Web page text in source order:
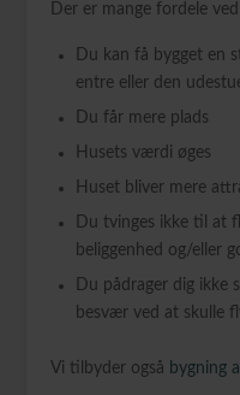
Der er mange fordele
Du kan få bygget en
entre eller den
Du får mere plads
Husets værdi øges
Huset bliver mere
Du tvinges ikke til at
beliggenhed og/eller
Du pådrager dig ikke
besvær ved at skulle
Vi tilbyder også bygning